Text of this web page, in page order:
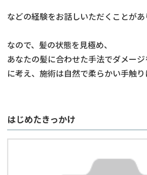
などの経験をお話しいただくことがあ
なので、髪の状態を見極め、
あなたの髪に合わせた手法でダメー
に考え、施術は自然で柔らかい手触り
はじめたきっかけ